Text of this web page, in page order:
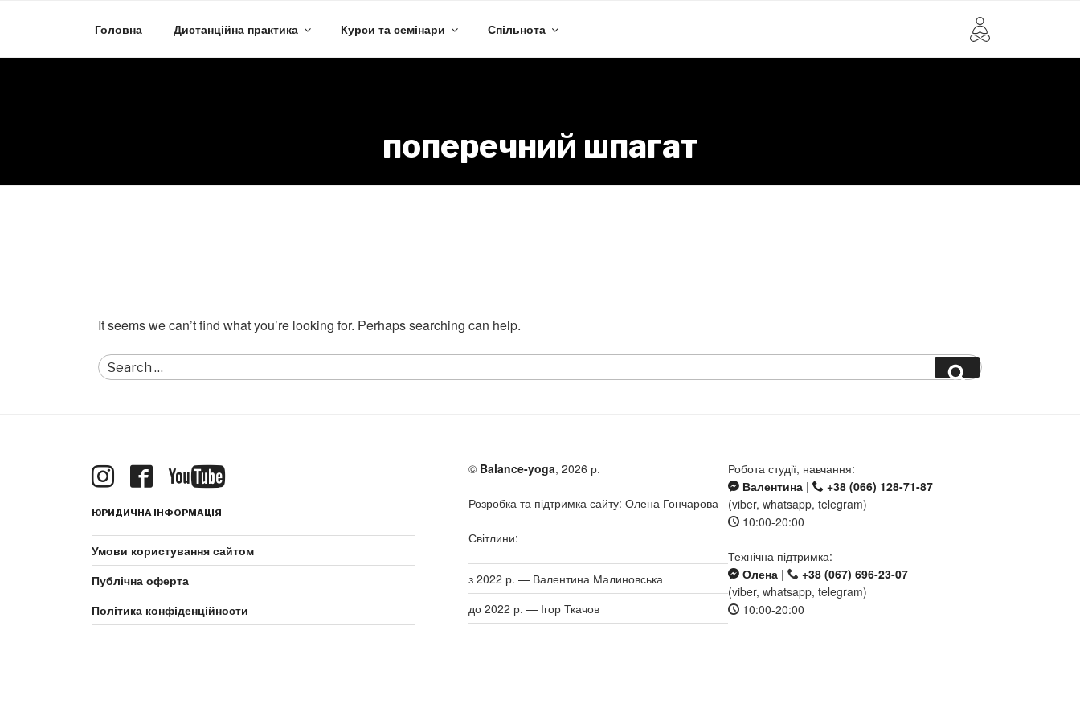
Головна Дистанційна практика Курси та семінари Спільнота
поперечний шпагат
It seems we can’t find what you’re looking for. Perhaps searching can help.
Search
for:
Search
ЮРИДИЧНА ІНФОРМАЦІЯ
Умови користування сайтом
Публічна оферта
Політика конфіденційности
© Balance-yoga, 2026 р.
Розробка та підтримка сайту: Олена Гончарова
Світлини:
з 2022 р. — Валентина Малиновська
до 2022 р. — Ігор Ткачов
Робота студії, навчання:
Валентина |
+38 (066) 128-71-87
(viber, whatsapp, telegram)
10:00-20:00
Технічна підтримка:
Олена |
+38 (067) 696-23-07
(viber, whatsapp, telegram)
10:00-20:00